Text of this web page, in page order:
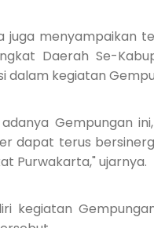
juga menyampaikan
Daerah Se-
dalam kegiatan
Gempungan
dapat terus
Purwakarta," ujarnya.
kegiatan